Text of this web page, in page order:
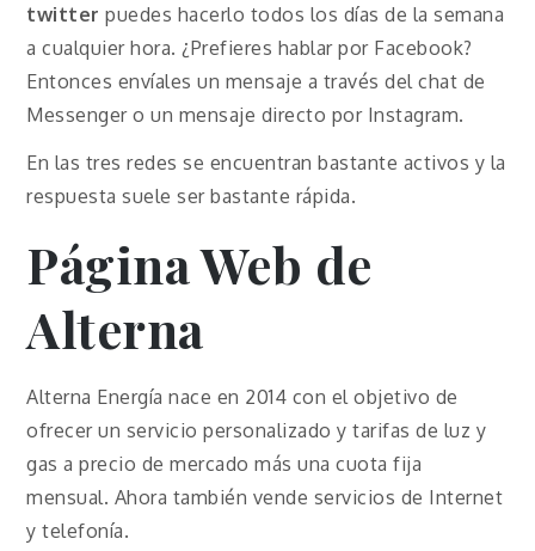
twitter puedes hacerlo todos los días de la semana
a cualquier hora. ¿Prefieres hablar por Facebook?
Entonces envíales un mensaje a través del chat de
Messenger o un mensaje directo por Instagram.
En las tres redes se encuentran bastante activos y la
respuesta suele ser bastante rápida.
Página Web de
Alterna
Alterna Energía nace en 2014 con el objetivo de
ofrecer un servicio personalizado y tarifas de luz y
gas a precio de mercado más una cuota fija
mensual. Ahora también vende servicios de Internet
y telefonía.